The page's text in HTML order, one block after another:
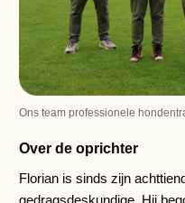
Ons team professionele
Over de oprichter
Florian is sinds zijn
gedragsdeskundige. Hij